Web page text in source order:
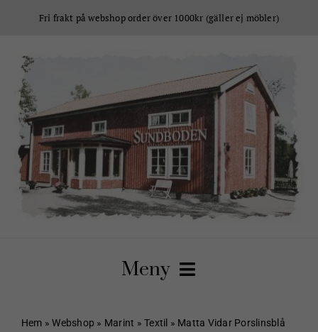
Fri frakt på webshop order över 1000kr (gäller ej möbler)
Meny
Hem
Hem »Webshop » Marint »Textil » Matta Vidar Porslinsblå